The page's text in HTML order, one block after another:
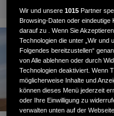
Wir und unsere1015 Partner
Browsing-Daten oder
darauf zu . Wenn Sie
Technologien die unter „Wir
Folgendes bereitzustellen“
von Alle ablehnen oder durch
Technologien deaktiviert. Wenn
möglicherweise Inhalte und
können dieses Menü jederzeit
oder Ihre Einwilligung zu
verwalten unten auf der